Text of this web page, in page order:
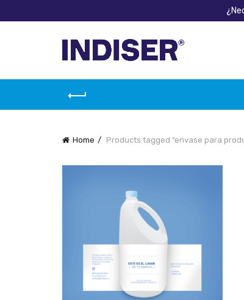
Home Products tagged “envase para